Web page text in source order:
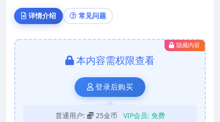
详情介绍 常见问题
隐藏内容
本内容需权限查看
登录后购买
普通用户: 25金币 VIP会员: 免费